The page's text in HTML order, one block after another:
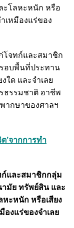
ะโลหะหนัก หรือ
เหมืองแร่ของ
โจทก์และสมาชิก
อบพื้นที่ประทาน
ใด และจำเลย
ธรรมชาติ อาชีพ
ากษาของศาลฯ
’จากการทำ
ก์และสมาชิกกลุ่ม
ามัย ทรัพย์สิน และ
ะหนัก หรือเสียง
องแร่ของจำเลย